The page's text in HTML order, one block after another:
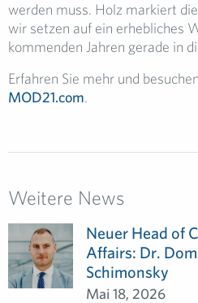
werden muss. Holz markiert
wir setzen auf ein erhebliches
kommenden Jahren gerade in
Erfahren Sie mehr und
MOD21.com.
Weitere News
Neuer Head of
Affairs: Dr.
Schimonsky
Mai 18, 2026